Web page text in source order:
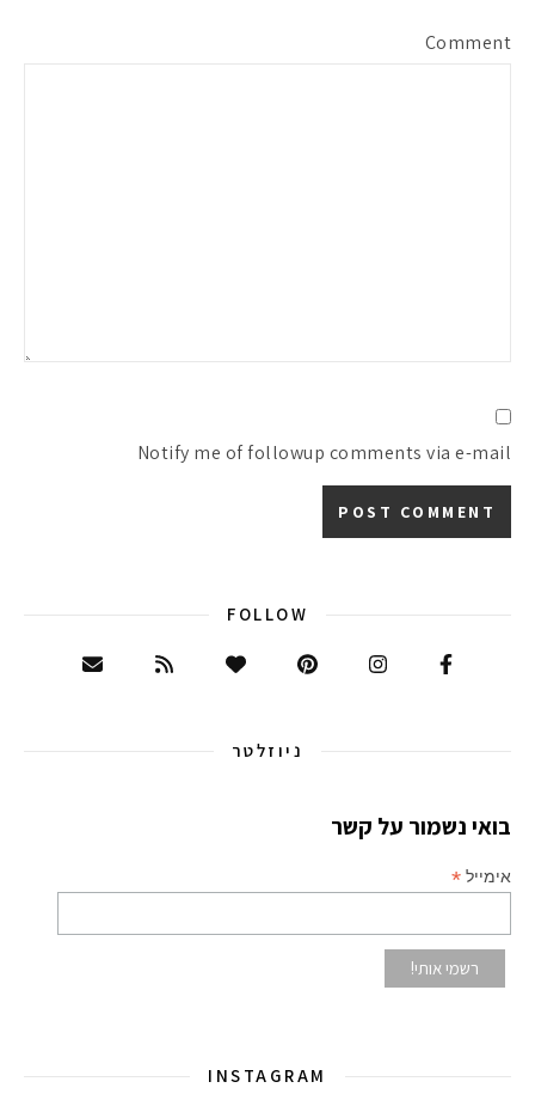
Comment
Notify me of followup comments via e-mail
FOLLOW
ניוזלטר
בואי נשמור על קשר
אימייל *
INSTAGRAM